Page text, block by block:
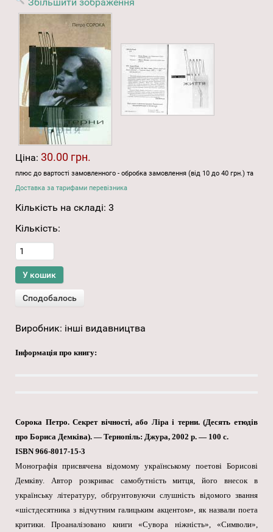
Ціна: 30.00 грн.
плюс до вартості замовленного - обробка замовлення (від 10 до 40 грн.) та
Доставка за тарифами перевізника
Кількість на складі: 3
Кількість:
Виробник: інші видавництва
Інформація про книгу:
Сорока Петро. Секрет вічності, або Ліра і терни. (Десять етюдів
про Бориса Демківа). — Тернопіль: Джура, 2002 р. — 100 с.
ISBN 966-8017-15-3
Монографія присвячена відомому українському поетові Борисові
Демківу. Автор розкриває самобутність митця, його внесок в
українську літературу, обґрунтовуючи слушність відомого звання
«шістдесятника з відчутним галицьким акцентом», як назвали поета
критики. Проаналізовано книги «Сувора ніжність», «Символи»,